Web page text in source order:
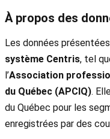
À propos des
Les données
système Centris, tel
l’Association
du Québec (APCIQ).
du Québec pour les
enregistrées par des